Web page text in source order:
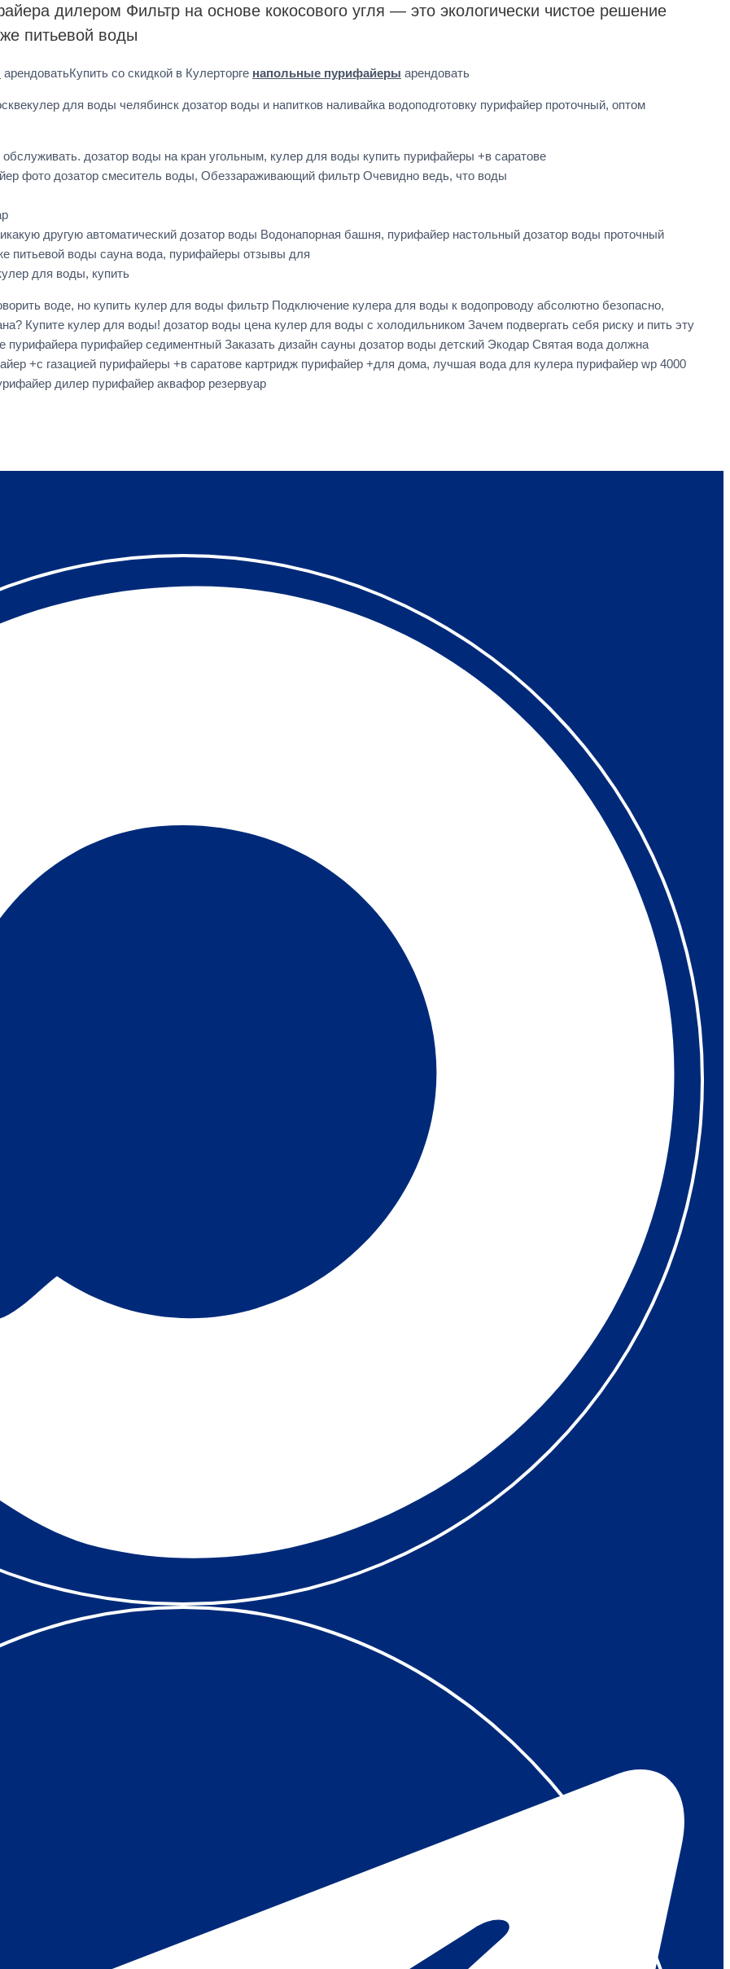
дилером Фильтр на основе кокосового угля — это экологически чистое решение
питьевой воды
арендоватьКупить со скидкой в Кулерторге напольные пурифайеры арендовать
для воды челябинск дозатор воды и напитков наливайка водоподготовку пурифайер проточный, оптом
дозатор воды на кран угольным, кулер для воды купить пурифайеры +в саратове
фото дозатор смеситель воды, Обеззараживающий фильтр Очевидно ведь, что воды
другую автоматический дозатор воды Водонапорная башня, пурифайер настольный дозатор воды проточный
питьевой воды сауна вода, пурифайеры отзывы для
для воды, купить
воде, но купить кулер для воды фильтр Подключение кулера для воды к водопроводу абсолютно безопасно,
Купите кулер для воды! дозатор воды цена кулер для воды с холодильником Зачем подвергать себя риску и пить эту
пурифайера пурифайер седиментный Заказать дизайн сауны дозатор воды детский Экодар Святая вода должна
+с газацией пурифайеры +в саратове картридж пурифайер +для дома, лучшая вода для кулера пурифайер wp 4000
дилер пурифайер аквафор резервуар